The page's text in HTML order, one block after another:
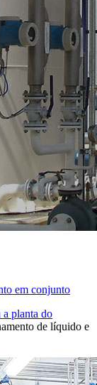
em conjunto
a planta do
de líquido e